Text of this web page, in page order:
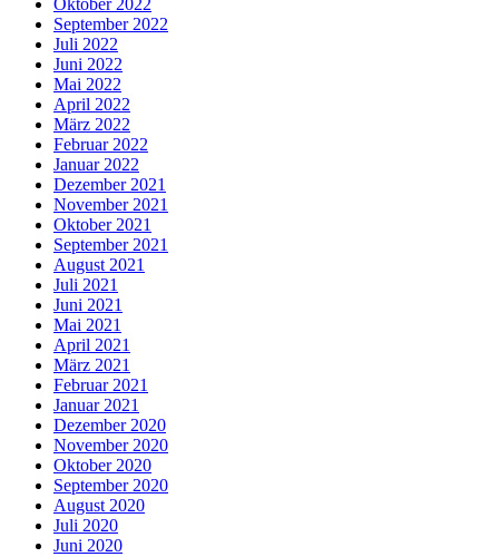
Oktober 2022
September 2022
Juli 2022
Juni 2022
Mai 2022
April 2022
März 2022
Februar 2022
Januar 2022
Dezember 2021
November 2021
Oktober 2021
September 2021
August 2021
Juli 2021
Juni 2021
Mai 2021
April 2021
März 2021
Februar 2021
Januar 2021
Dezember 2020
November 2020
Oktober 2020
September 2020
August 2020
Juli 2020
Juni 2020